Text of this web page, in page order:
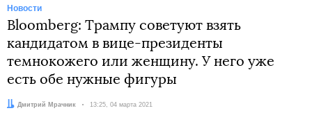
Новости
Bloomberg: Трампу советуют взять
кандидатом в вице-президенты
темнокожего или женщину. У него уже
есть обе нужные фигуры
Автор:
Дмитрий Мрачник Дата:
13:25, 04 марта 2021